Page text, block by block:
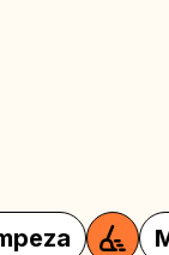
Móveis